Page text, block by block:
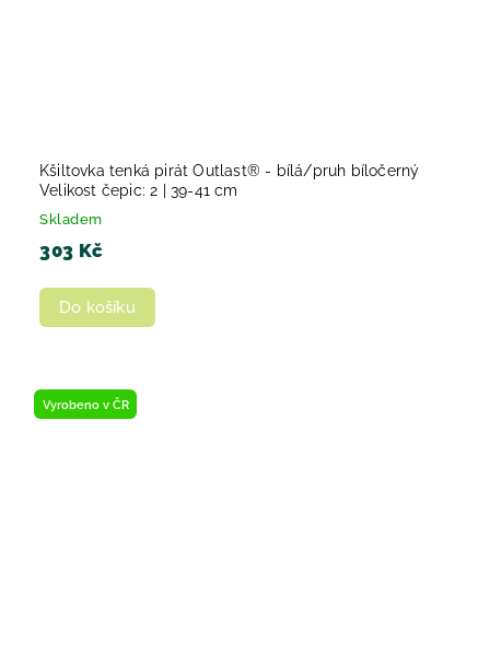
Kšiltovka tenká pirát Outlast® - bílá/pruh bíločerný
Velikost čepic: 2 | 39-41 cm
Skladem
303 Kč
Do košíku
Vyrobeno v ČR